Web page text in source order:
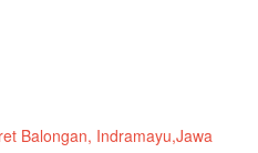
Balongan, Indramayu,Jawa